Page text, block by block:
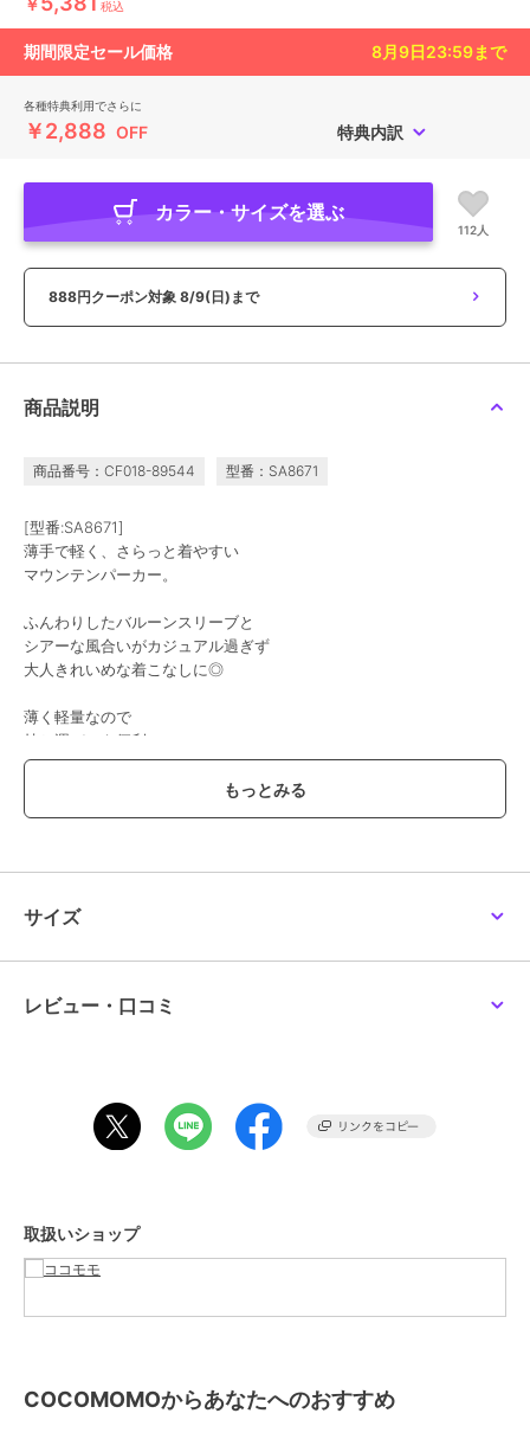
税込
期間限定セール価格 8月9日23:59まで
各種特典利用でさらに
￥2,888 OFF 特典内訳
カラー・サイズを選ぶ
112人
888円クーポン対象 8/9(日)まで
商品説明
商品番号：CF018-89544 型番：SA8671
[型番:SA8671]
薄手で軽く、さらっと着やすい
マウンテンパーカー。
ふんわりしたバルーンスリーブと
シアーな風合いがカジュアル過ぎず
大人きれいめな着こなしに◎
薄く軽量なので
持ち運びにも便利♪
さっと羽織りやすい
■サイズ
［M］
［L］
ホワイト / ライトブラウン / ブラック
ライトグリーン / ピンク / ブルー
ナイロン100%
裏地 なし
実寸(cm)は画像をご参照ください。
サイズ
レビュー・口コミ
取扱いショップ
COCOMOMOからあなたへのおすすめ